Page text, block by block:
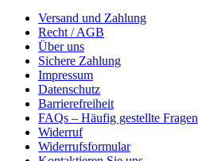
Versand und Zahlung
Recht / AGB
Über uns
Sichere Zahlung
Impressum
Datenschutz
Barrierefreiheit
FAQs – Häufig gestellte Fragen
Widerruf
Widerrufsformular